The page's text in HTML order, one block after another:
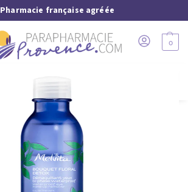
Pharmacie française agréée
0